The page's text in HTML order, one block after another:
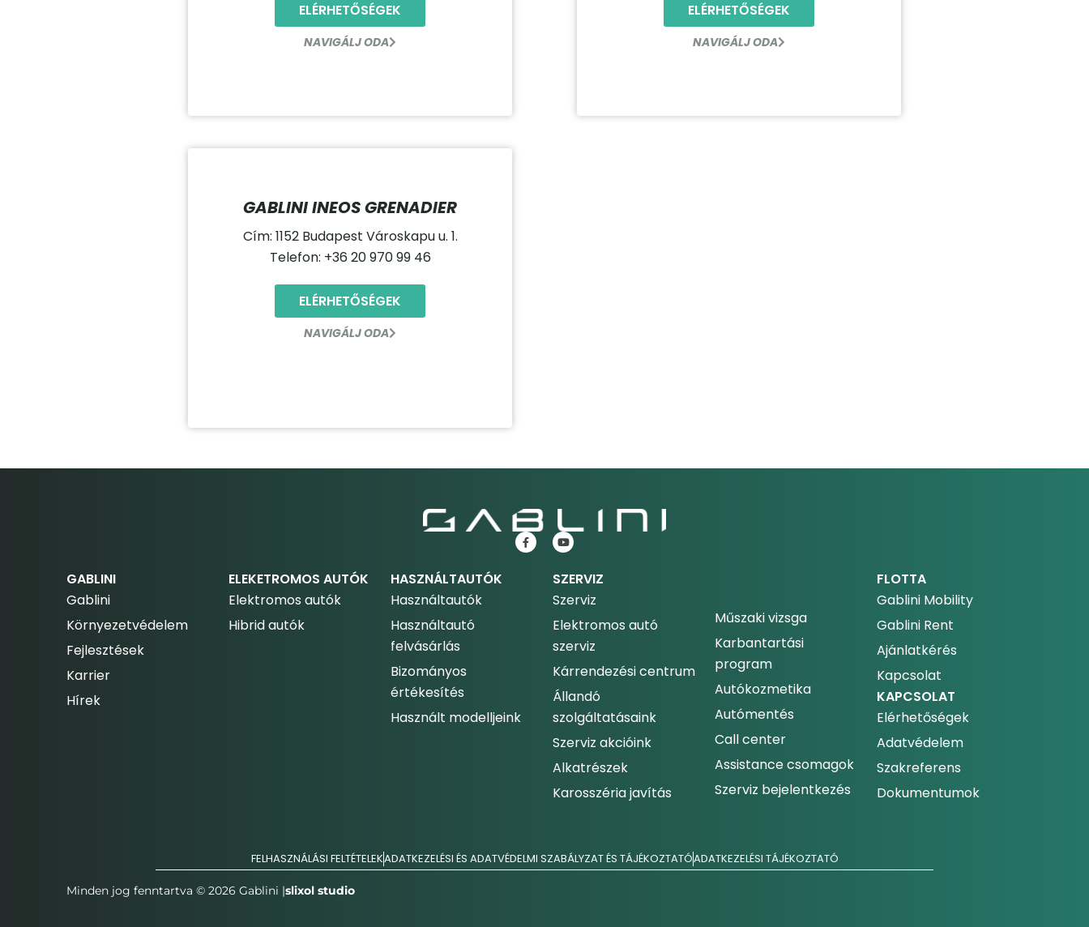
ELÉRHETŐSÉGEK
NAVIGÁLJ ODA
ELÉRHETŐSÉGEK
NAVIGÁLJ ODA
GABLINI INEOS GRENADIER
Cím: 1152 Budapest Városkapu u. 1.
Telefon: +36 20 970 99 46
ELÉRHETŐSÉGEK
NAVIGÁLJ ODA
GABLINI
Gablini
Környezetvédelem
Fejlesztések
Karrier
Hírek
ELEKETROMOS AUTÓK
Elektromos autók
Hibrid autók
HASZNÁLTAUTÓK
Használtautók
Használtautó
felvásárlás
Bizományos
értékesítés
Használt modelljeink
SZERVIZ
Szerviz
Elektromos autó
szerviz
Kárrendezési centrum
Állandó
szolgáltatásaink
Szerviz akcióink
Alkatrészek
Karosszéria javítás
Műszaki vizsga
Karbantartási
program
Autókozmetika
Autómentés
Call center
Assistance csomagok
Szerviz bejelentkezés
FLOTTA
Gablini Mobility
Gablini Rent
Ajánlatkérés
Kapcsolat
KAPCSOLAT
Elérhetőségek
Adatvédelem
Szakreferens
Dokumentumok
FELHASZNÁLÁSI FELTÉTELEKADATKEZELÉSI ÉS ADATVÉDELMI SZABÁLYZAT ÉS TÁJÉKOZTATÓADATKEZELÉSI TÁJÉKOZTATÓ
Minden jog fenntartva © 2026 Gablini |slixol studio